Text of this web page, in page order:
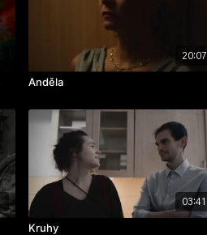
20:07
Anděla
03:41
Kruhy